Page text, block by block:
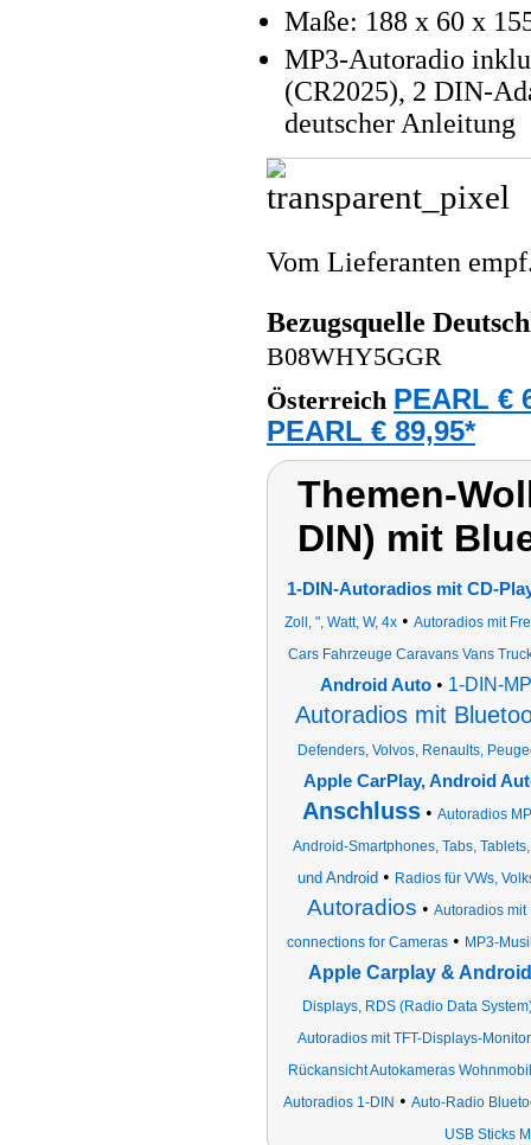
Maße: 188 x 60 x
MP3-Autoradio
(CR2025), 2 DIN-
deutscher Anleitung
Vom Lieferanten
Bezugsquelle
B08WHY5GGR
Österreich PEARL €
PEARL € 89,95*
Themen-
DIN) mit
1-DIN-Autoradios mit CD-
Zoll, ", Watt, W, 4x • Autoradios mit
Cars Fahrzeuge Caravans Vans
Android Auto • 1-DIN-
Autoradios mit
Defenders, Volvos, Renaults,
Apple CarPlay, Android
Anschluss • Autoradios
Android-Smartphones, Tabs,
und Android • Radios für VWs,
Autoradios • Autoradios mit
connections for Cameras• MP3-
Apple Carplay &
Displays, RDS (Radio Data
Autoradios mit TFT-Displays-
Rückansicht Autokameras
Autoradios 1-DIN • Auto-Radio
USB Sticks